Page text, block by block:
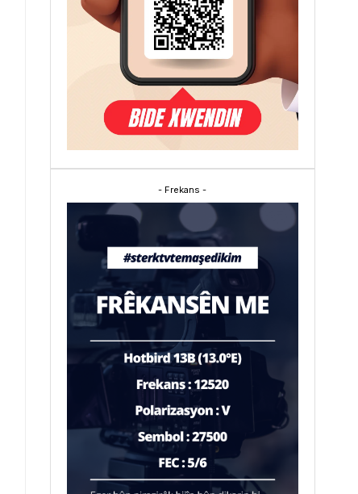
- Frekans -